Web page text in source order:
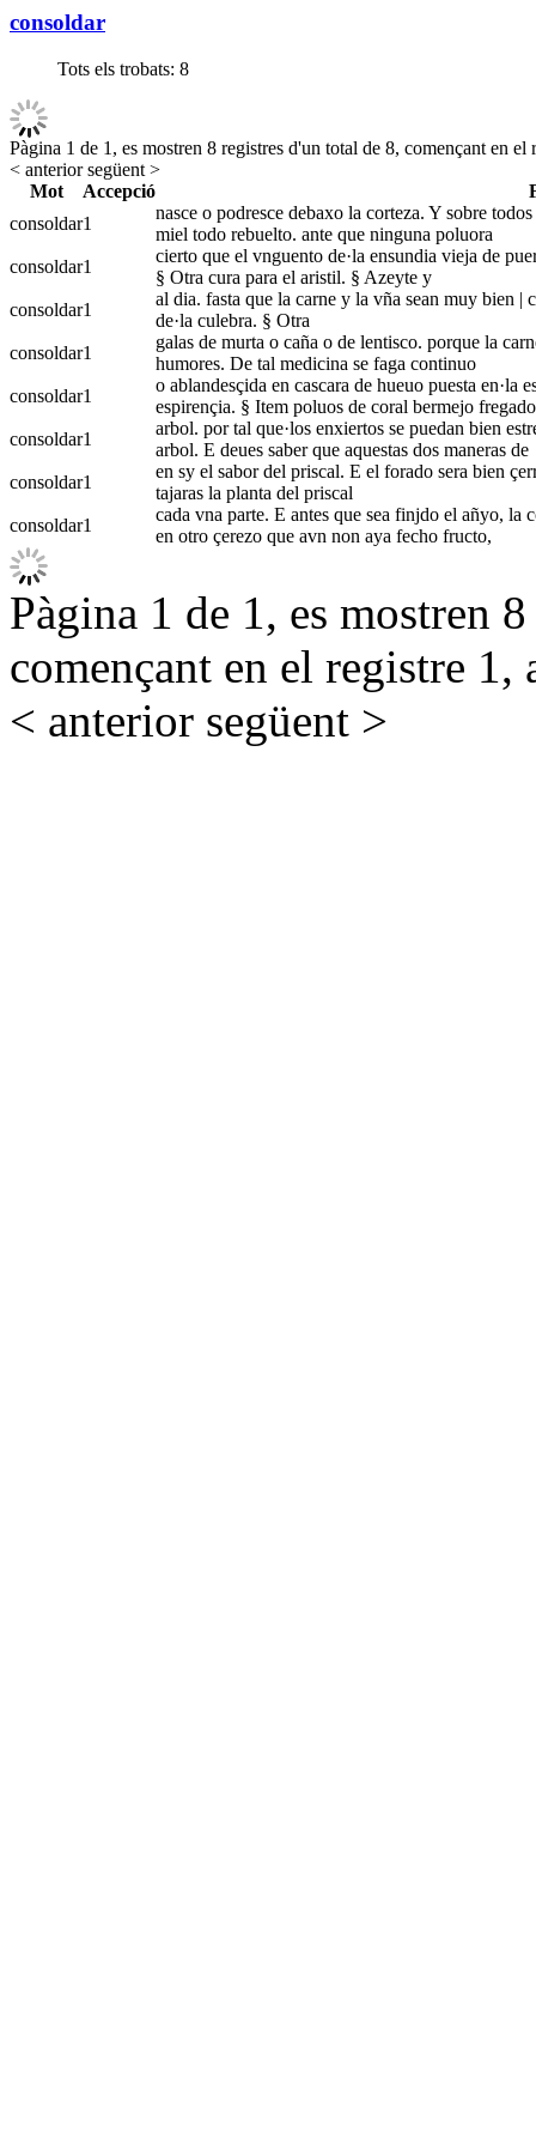
consoldar
Tots els trobats: 8
Pàgina 1 de 1, es mostren 8 registres d'un total de 8, començant en el
< anteriorsegüent >
Mot
Accepció
consoldar1
nasce o podresce debaxo la corteza. Y sobre
miel todo rebuelto. ante que ninguna poluora
consoldar1
cierto que el vnguento de·la ensundia vieja de
§ Otra cura para el aristil. § Azeyte y
consoldar1
al dia. fasta que la carne y la vña sean muy bien |
de·la culebra. § Otra
consoldar1
galas de murta o caña o de lentisco. porque la
humores. De tal medicina se faga continuo
consoldar1
o ablandesçida en cascara de hueuo puesta en·la
espirençia. § Item poluos de coral bermejo
consoldar1
arbol. por tal que·los enxiertos se puedan bien
arbol. E deues saber que aquestas dos maneras de
consoldar1
en sy el sabor del priscal. E el forado sera bien
tajaras la planta del priscal
consoldar1
cada vna parte. E antes que sea finjdo el añyo, la
en otro çerezo que avn non aya fecho fructo,
Pàgina 1 de 1, es mostren
començant en el registre 1,
< anterior següent >